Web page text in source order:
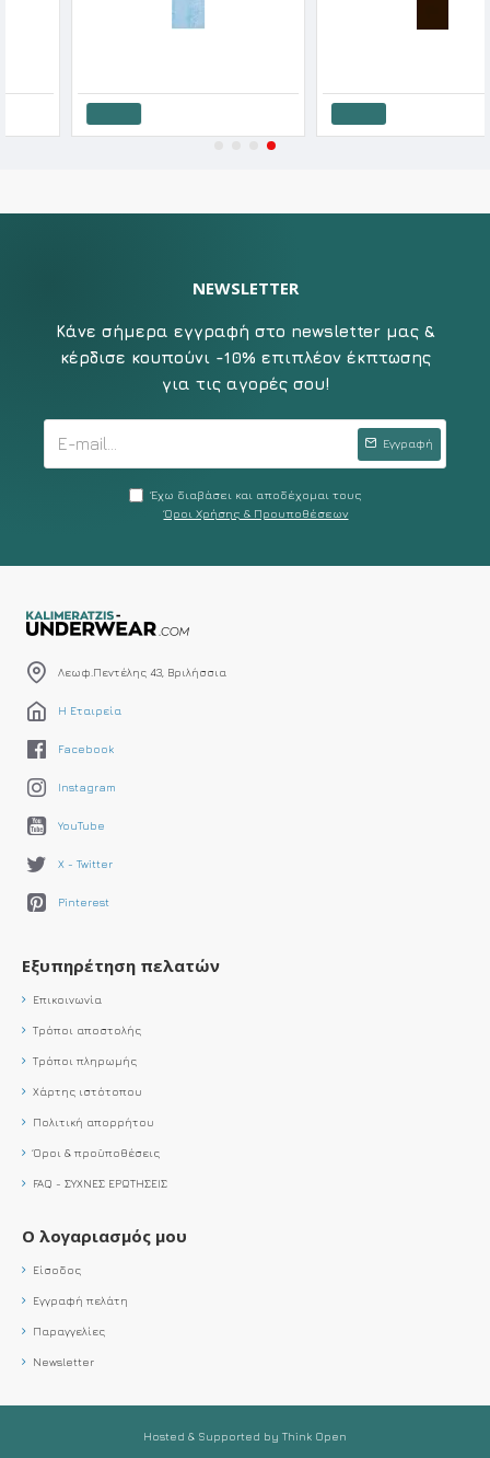
NEWSLETTER
Κάνε σήμερα εγγραφή στο newsletter μας &
κέρδισε κουπούνι -10% επιπλέον έκπτωσης
για τις αγορές σου!
Εγγραφή
Έχω διαβάσει και αποδέχομαι τους
Όροι Χρήσης & Προυποθέσεων
Λεωφ.Πεντέλης 43, Βριλήσσια
Η Εταιρεία
Facebook
Instagram
YouTube
X - Twitter
Pinterest
Εξυπηρέτηση πελατών
Επικοινωνία
Τρόποι αποστολής
Τρόποι πληρωμής
Χάρτης ιστότοπου
Πολιτική απορρήτου
Όροι & προϋποθέσεις
FAQ - ΣΥΧΝΕΣ ΕΡΩΤΗΣΕΙΣ
Ο λογαριασμός μου
Είσοδος
Εγγραφή πελάτη
Παραγγελίες
Newsletter
Hosted & Supported by Think Open